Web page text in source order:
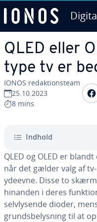
QLED eller
type tv er
IONOS re­dak­tions­team
25.10.2023
8 mins
Indhold
QLED og OLED er
når det gælder valg af
ydeevne. Disse to
hinanden i deres
selvly­sen­de dioder,
grunds­be­lys­ning til at